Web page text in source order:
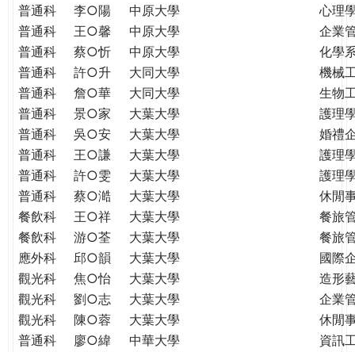
普通科
李○陽 中原大學
心理
普通科
王○馨 中原大學
企業
普通科
蔡○忻 中原大學
化學
普通科
許○升 大同大學
機械
普通科
詹○華 大同大學
生物
普通科
景○家 大葉大學
護理
普通科
吳○安 大葉大學
婚禮
普通科
王○謙 大葉大學
護理
普通科
許○雯 大葉大學
護理
普通科
蔡○澔 大葉大學
休閒
餐飲科
王○祥 大葉大學
餐旅
餐飲科
游○荃 大葉大學
餐旅
應外科
邱○韻 大葉大學
國際
觀光科
焦○怡 大葉大學
造形
觀光科
劉○志 大葉大學
企業
觀光科
陳○蓉 大葉大學
休閒
普通科
廖○緯 中華大學
資訊